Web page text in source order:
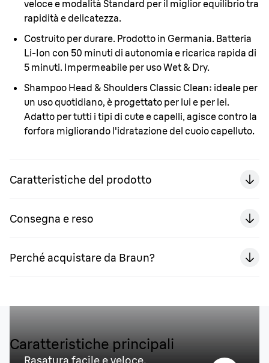
veloce e modalità Standard per il miglior equilibrio tra
rapidità e delicatezza.
Costruito per durare. Prodotto in Germania. Batteria
Li-Ion con 50 minuti di autonomia e ricarica rapida di
5 minuti. Impermeabile per uso Wet & Dry.
Shampoo Head & Shoulders Classic Clean: ideale per
un uso quotidiano, è progettato per lui e per lei.
Adatto per tutti i tipi di cute e capelli, agisce contro la
forfora migliorando l'idratazione del cuoio capelluto.
Caratteristiche del prodotto
Consegna e reso
Perché acquistare da Braun?
Caratteristiche principali